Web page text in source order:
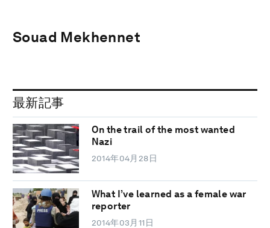
Souad Mekhennet
最新記事
On the trail of the most wanted
Nazi
2014年04月28日
What I’ve learned as a female war
reporter
2014年03月11日